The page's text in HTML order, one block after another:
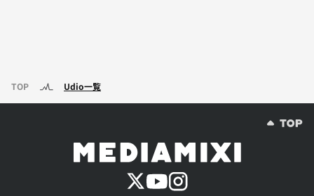
TOP Udio一覧